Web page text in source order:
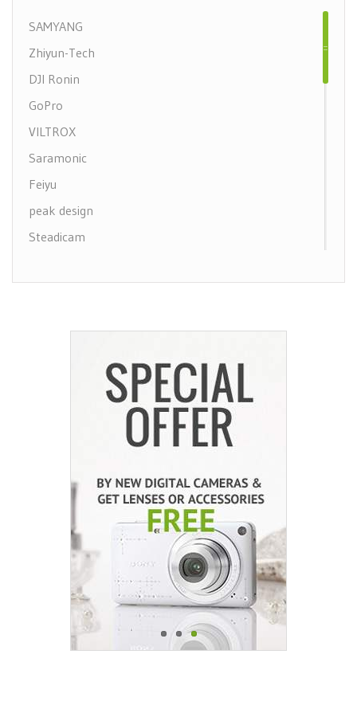
Chân máy
Ngàm chuyển đổi
Máy in
SAMYANG
Zhiyun-Tech
DJI Ronin
GoPro
VILTROX
Saramonic
Feiyu
peak design
Steadicam
National Geographic
DJI OSMO
Tamron
Lowepro